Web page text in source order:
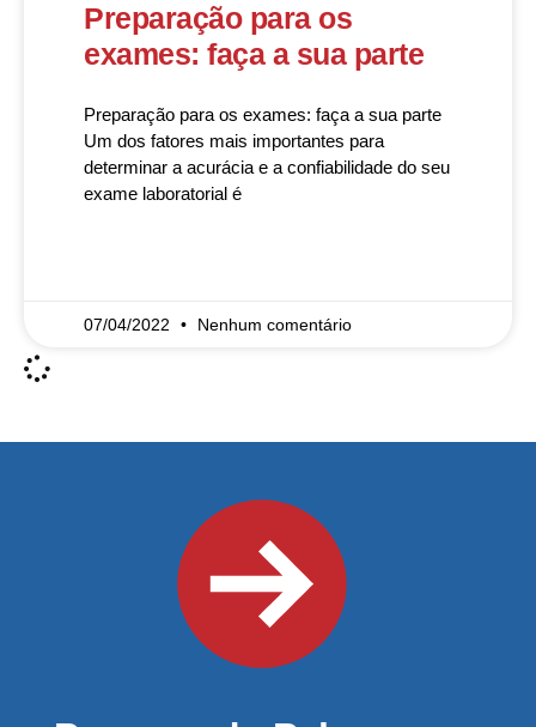
Preparação para os
exames: faça a sua parte
Preparação para os exames: faça a sua parte
Um dos fatores mais importantes para
determinar a acurácia e a confiabilidade do seu
exame laboratorial é
07/04/2022 Nenhum comentário